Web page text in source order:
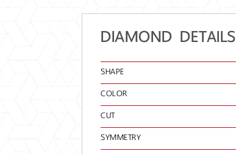
DIAMOND DETAILS
SHAPE
COLOR
CUT
SYMMETRY